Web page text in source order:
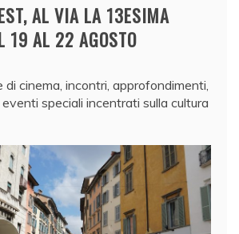
AL VIA LA 13ESIMA
19 AL 22 AGOSTO
cinema, incontri, approfondimenti,
speciali incentrati sulla cultura